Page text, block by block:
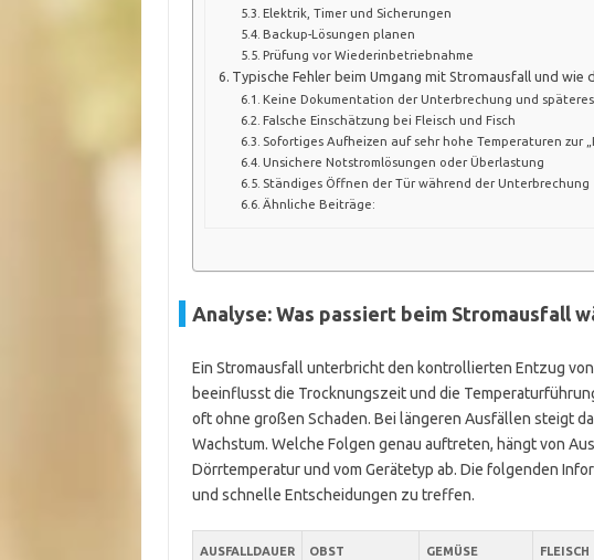
Elektrik, Timer und Sicherungen
Backup-Lösungen planen
Prüfung vor Wiederinbetriebnahme
Typische Fehler beim Umgang mit Stromausfall und wie
Keine Dokumentation der Unterbrechung und
Falsche Einschätzung bei Fleisch und Fisch
Sofortiges Aufheizen auf sehr hohe Temperaturen zur
Unsichere Notstromlösungen oder Überlastung
Ständiges Öffnen der Tür während der Unterbrechung
Ähnliche Beiträge:
Analyse: Was passiert beim Stromausfall
Ein Stromausfall unterbricht den kontrollierten Entzug
beeinflusst die Trocknungszeit und die
oft ohne großen Schaden. Bei längeren Ausfällen steigt
Wachstum. Welche Folgen genau auftreten, hängt von
Dörrtemperatur und vom Gerätetyp ab. Die folgenden
und schnelle Entscheidungen zu treffen.
AUSFALLDAUER OBST GEMÜSE FLEISCH